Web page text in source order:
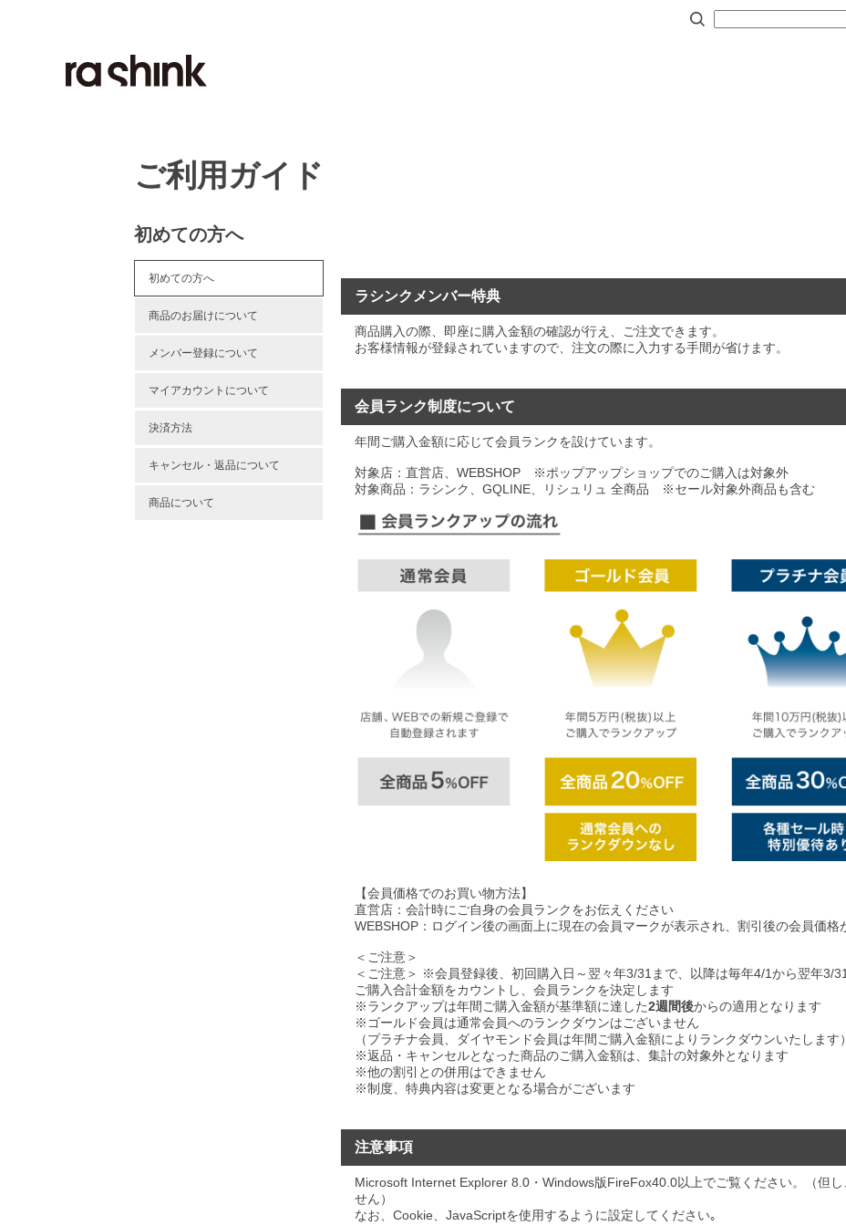
ご利用ガイド
初めての方へ
初めての方へ
商品のお届けについて
メンバー登録について
マイアカウントについて
決済方法
キャンセル・返品について
商品について
ラシンクメンバー特典
商品購入の際、即座に購入金額の確認が行え、ご注文できます。
お客様情報が登録されていますので、注文の際に入力する手間が省けます。
会員ランク制度について
年間ご購入金額に応じて会員ランクを設けています。
対象店：直営店、WEBSHOP ※ポップアップショップでのご購入は対象外
対象商品：ラシンク、GQLINE、リシュリュ 全商品 ※セール対象外商品も含む
【会員価格でのお買い物方法】
直営店：会計時にご自身の会員ランクをお伝えください
WEBSHOP：ログイン後の画面上に現在の会員マークが表示され、割引後の会員価格
＜ご注意＞
＜ご注意＞ ※会員登録後、初回購入日～翌々年3/31まで、以降は毎年4/1から翌年3/
ご購入合計金額をカウントし、会員ランクを決定します
※ランクアップは年間ご購入金額が基準額に達した2週間後からの適用となります
※ゴールド会員は通常会員へのランクダウンはございません
（プラチナ会員、ダイヤモンド会員は年間ご購入金額によりランクダウンいたします）
※返品・キャンセルとなった商品のご購入金額は、集計の対象外となります
※他の割引との併用はできません
※制度、特典内容は変更となる場合がございます
注意事項
Microsoft Internet Explorer 8.0・Windows版FireFox40.0以上でご覧ください。（但
せん）
なお、Cookie、JavaScriptを使用するように設定してください｡